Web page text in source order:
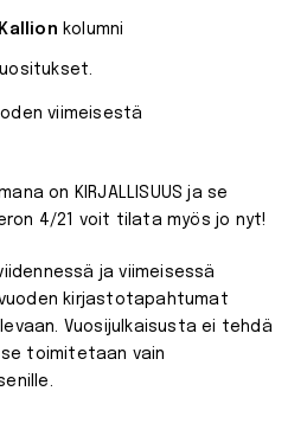
kolumni
viimeisestä
on KIRJALLISUUS ja se
4/21 voit tilata myös jo nyt!
ja viimeisessä
kirjastotapahtumat
Vuosijulkaisusta ei tehdä
toimitetaan vain